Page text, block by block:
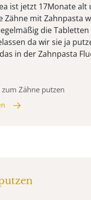
ist jetzt 17Monate
Zähne mit Zahnpasta
die
da wir sie ja
in der Zahnpasta
Zähne putzen